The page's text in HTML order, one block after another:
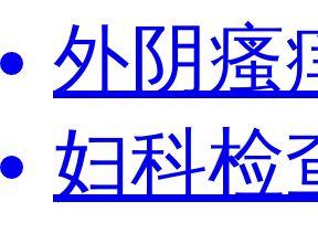
外阴瘙
妇科检